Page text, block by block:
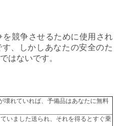
競争させるために使用され
、しかしあなたの安全のた
はないです。
壊れていれば、予備品はあなたに無料
いました送られ、それを得るとすぐ乗